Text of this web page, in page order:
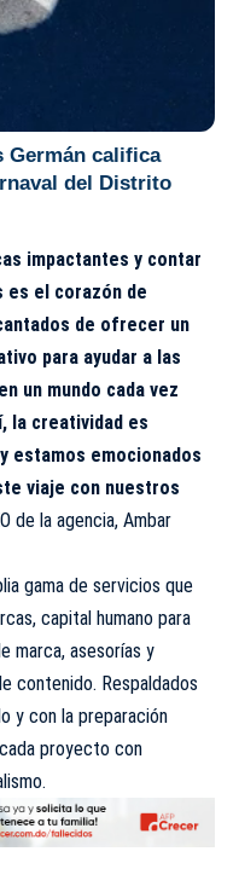
Germán califica
del Distrito
impactantes y contar
es el corazón de
de ofrecer un
para ayudar a las
un mundo cada vez
la creatividad es
estamos emocionados
viaje con nuestros
de la agencia, Ambar
gama de servicios que
capital humano para
marca, asesorías y
contenido. Respaldados
y con la preparación
proyecto con